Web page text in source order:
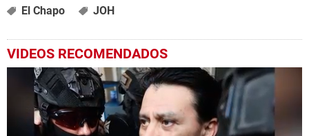
El Chapo JOH
VIDEOS RECOMENDADOS